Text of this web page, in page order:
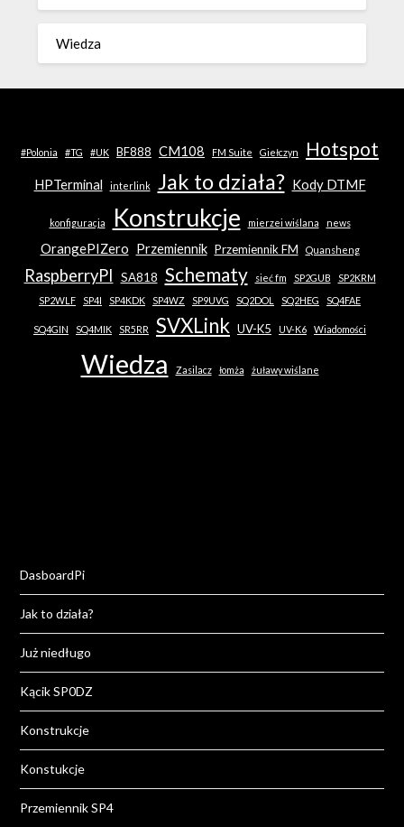
Wiedza
#Polonia #TG #UK BF888 CM108 FM Suite Giełczyn Hotspot
HPTerminal interlink Jak to działa? Kody DTMF
konfiguracja Konstrukcje mierzei wiślana news
OrangePIZero Przemiennik Przemiennik FM Quansheng
RaspberryPI SA818 Schematy sieć fm SP2GUB
SP2KRM
SP2WLF
SP4I SP4KDK SP4WZ SP9UVG SQ2DOL SQ2HEG SQ4FAE
SQ4GIN SQ4MIK SR5RR SVXLink UV-K5 UV-K6 Wiadomości
Wiedza Zasilacz łomża żuławy wiślane
DasboardPi
Jak to działa?
Już niedługo
Kącik SP0DZ
Konstrukcje
Konstukcje
Przemiennik SP4